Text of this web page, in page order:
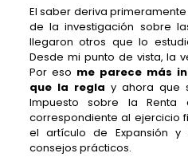
El saber deriva
de la investigación sobre
llegaron otros que lo
Desde mi punto de vista, la
Por eso me parece más
que la regla y ahora que
Impuesto sobre la Renta
correspondiente al ejercicio
el artículo de Expansión y
consejos prácticos.